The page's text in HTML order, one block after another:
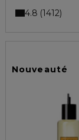
4.8 1412
Nouveauté